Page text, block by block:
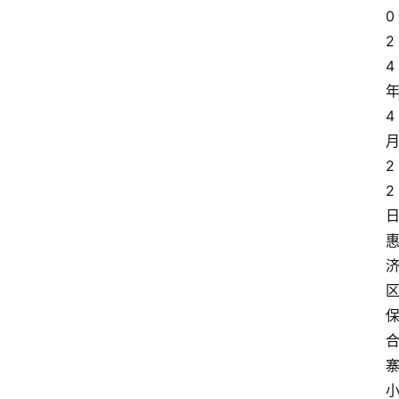
0
2
4
年
4
月
2
2
日
惠
济
区
保
合
寨
小